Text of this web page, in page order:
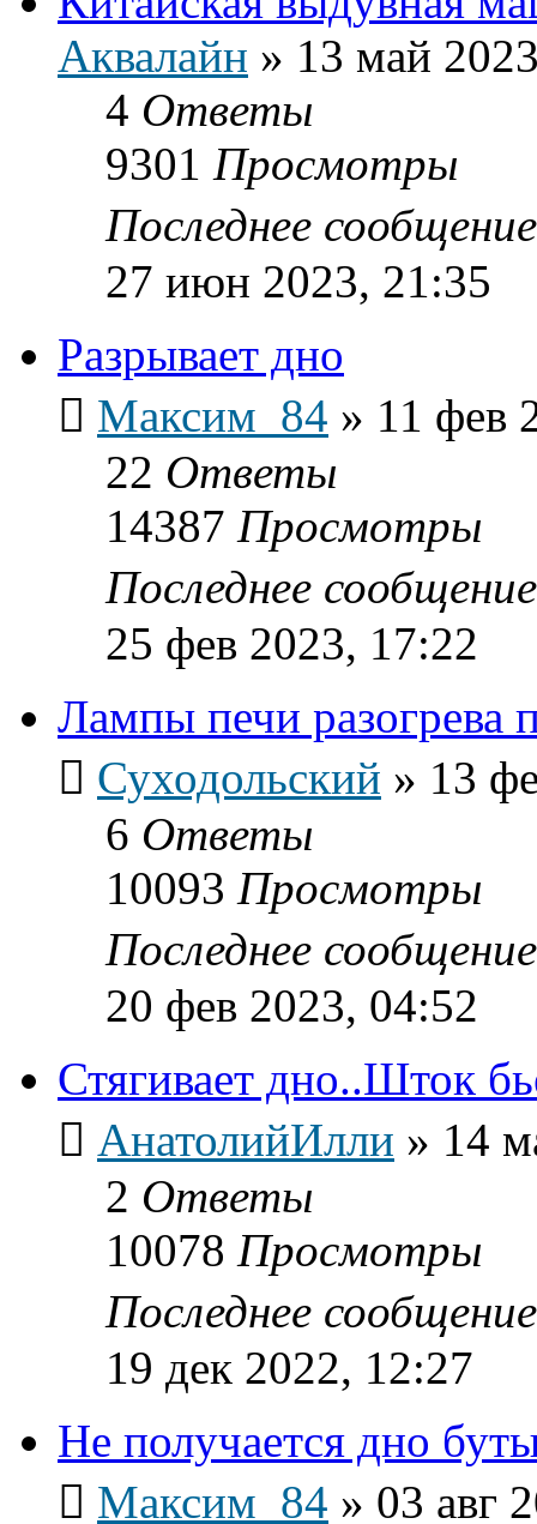
Аквалайн » 13 май
4 Ответы
9301 Просмотры
Последнее
27 июн 2023, 21:35
Разрывает дно
Максим_84 » 11 фев
22 Ответы
14387 Просмотры
Последнее
25 фев 2023, 17:22
Лампы печи разогрева
Суходольский » 13
6 Ответы
10093 Просмотры
Последнее
20 фев 2023, 04:52
Стягивает дно..Шток
АнатолийИлли » 14
2 Ответы
10078 Просмотры
Последнее
19 дек 2022, 12:27
Не получается дно
Максим_84 » 03 авг